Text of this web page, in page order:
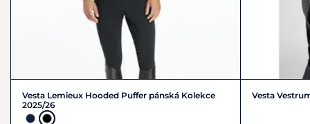
Vesta Lemieux Hooded Puffer pánská Kolekce
2025/26
Vesta